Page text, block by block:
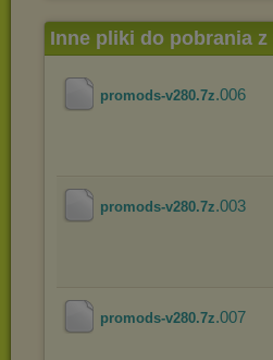
Inne pliki do pobrania
promods-v280.7z.006
promods-v280.7z.003
promods-v280.7z.007